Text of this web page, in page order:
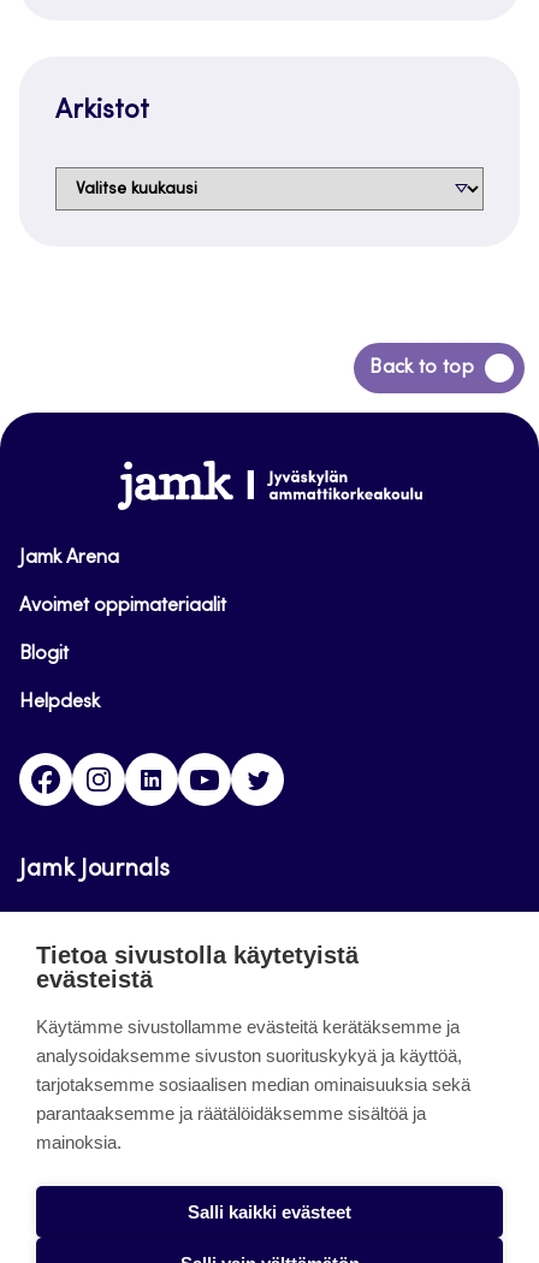
Arkistot
Arkistot
Back to top
Siirry
takaisin
www.jamk.fi
Jamk Arena
Avoimet oppimateriaalit
Blogit
Helpdesk
FacebookInstagram
LinkedInYoutube
Jamk Journals
luettavissa. Verkkolehtien tarkoituksena on tukea
innovaatiotoimintaa.
About the site
Jamkin verkkolehdet
Tietosuojaseloste
Tietoa sivustolla käytetyistä
evästeistä
Käytämme sivustollamme evästeitä kerätäksemme ja
analysoidaksemme sivuston suorituskykyä ja käyttöä,
tarjotaksemme sosiaalisen median ominaisuuksia sekä
parantaaksemme ja räätälöidäksemme sisältöä ja
mainoksia.
Salli kaikki evästeet